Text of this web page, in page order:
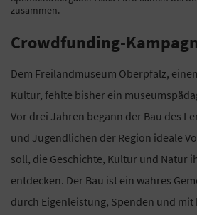
zusammen.
Crowdfunding-
Dem Freilandmuseum Oberpfalz,
Kultur, fehlte bisher ein
Vor drei Jahren begann der Bau des
und Jugendlichen der Region ideale
soll, die Geschichte, Kultur und Natur
entdecken. Der Bau ist ein wahres
durch Eigenleistung, Spenden und